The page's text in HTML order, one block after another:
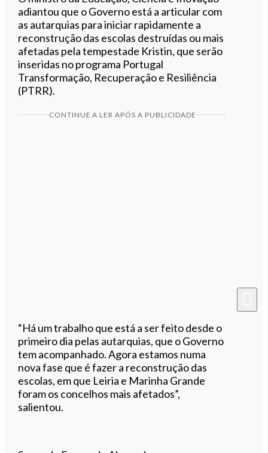
adiantou que o Governo está a articular com
as autarquias para iniciar rapidamente a
reconstrução das escolas destruídas ou mais
afetadas pela tempestade Kristin, que serão
inseridas no programa Portugal
Transformação, Recuperação e Resiliência
(PTRR).
CONTINUE A LER APÓS A PUBLICIDADE
“Há um trabalho que está a ser feito desde o
primeiro dia pelas autarquias, que o Governo
tem acompanhado. Agora estamos numa
nova fase que é fazer a reconstrução das
escolas, em que Leiria e Marinha Grande
foram os concelhos mais afetados”,
salientou.